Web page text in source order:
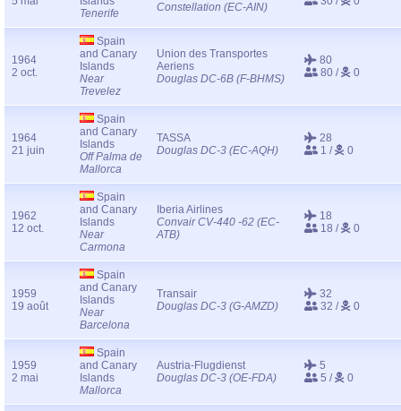
Tenerife
Constellation (EC-AIN)
1964
2 oct.
Spain
and Canary
Islands
Near
Trevelez
Union des Transportes
Aeriens
Douglas DC-6B (F-BHMS)
80
80 /
0
1964
21 juin
Spain
and Canary
Islands
Off Palma de
Mallorca
TASSA
Douglas DC-3 (EC-AQH)
28
1 /
0
1962
12 oct.
Spain
and Canary
Islands
Near
Carmona
Iberia Airlines
Convair CV-440 -62 (EC-
ATB)
18
18 /
0
1959
19 août
Spain
and Canary
Islands
Near
Barcelona
Transair
Douglas DC-3 (G-AMZD)
32
32 /
0
1959
2 mai
Spain
and Canary
Islands
Mallorca
Austria-Flugdienst
Douglas DC-3 (OE-FDA)
5
5 /
0